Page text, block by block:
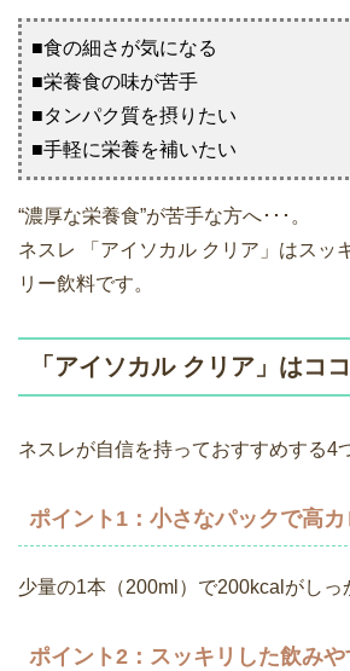
■食の細さが気になる
■栄養食の味が苦手
■タンパク質を摂りたい
■手軽に栄養を補いたい
“濃厚な栄養食”が苦手な方へ･･･。
ネスレ 「アイソカル クリア」はスッ
リー飲料です。
「アイソカル クリア」はコ
ネスレが自信を持っておすすめする4
ポイント1：小さなパックで高カ
少量の1本（200ml）で200kcalがしっ
ポイント2：スッキリした飲みや